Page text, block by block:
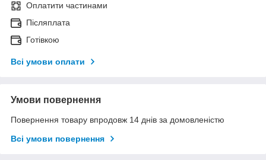
Оплатити частинами
Післяплата
Готівкою
Всі умови оплати
Умови повернення
Повернення товару впродовж 14 днів за домовленістю
Всі умови повернення